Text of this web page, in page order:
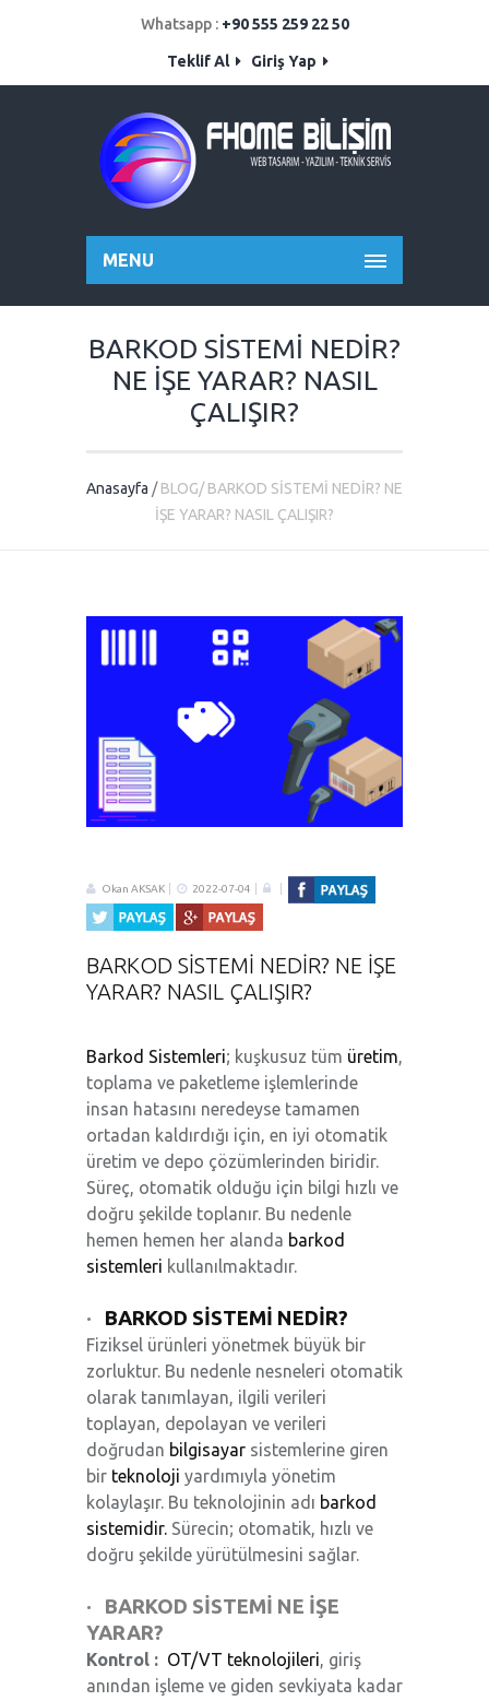
Whatsapp : +90 555 259 22 50
Teklif Al Giriş Yap
MENU
BARKOD SİSTEMİ NEDİR?
NE İŞE YARAR? NASIL
ÇALIŞIR?
Anasayfa /BLOG/ BARKOD SİSTEMİ NEDİR? NE
İŞE YARAR? NASIL ÇALIŞIR?
Okan AKSAK 2022-07-04
BARKOD SİSTEMİ NEDİR? NE İŞE
YARAR? NASIL ÇALIŞIR?
Barkod Sistemleri; kuşkusuz tüm üretim,
toplama ve paketleme işlemlerinde
insan hatasını neredeyse tamamen
ortadan kaldırdığı için, en iyi otomatik
üretim ve depo çözümlerinden biridir.
Süreç, otomatik olduğu için bilgi hızlı ve
doğru şekilde toplanır. Bu nedenle
hemen hemen her alanda barkod
sistemleri kullanılmaktadır.
· BARKOD SİSTEMİ NEDİR?
Fiziksel ürünleri yönetmek büyük bir
zorluktur. Bu nedenle nesneleri otomatik
olarak tanımlayan, ilgili verileri
toplayan, depolayan ve verileri
doğrudan bilgisayar sistemlerine giren
bir teknoloji yardımıyla yönetim
kolaylaşır. Bu teknolojinin adı barkod
sistemidir. Sürecin; otomatik, hızlı ve
doğru şekilde yürütülmesini sağlar.
· BARKOD SİSTEMİ NE İŞE
YARAR?
Kontrol : OT/VT teknolojileri, giriş
anından işleme ve giden sevkiyata kadar